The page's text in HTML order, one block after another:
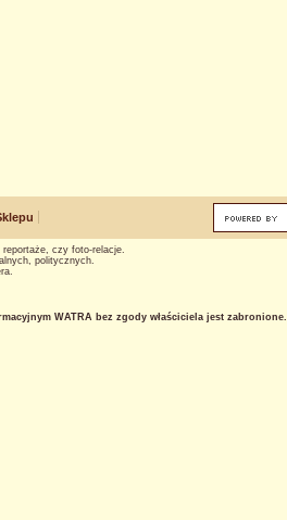
czy foto-relacje.
politycznych.
WATRA bez zgody właściciela jest zabronione.